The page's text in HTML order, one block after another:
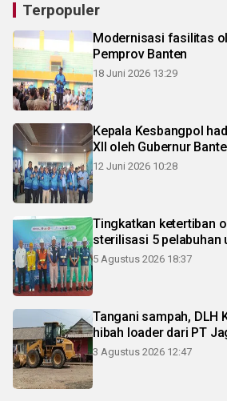
Terpopuler
Modernisasi fasilitas
Pemprov Banten
18 Juni 2026 13:29
Kepala Kesbangpol
XII oleh Gubernur
12 Juni 2026 10:28
Tingkatkan ketertiban
sterilisasi 5 pelabuhan
5 Agustus 2026 18:37
Tangani sampah, DLH
hibah loader dari PT
3 Agustus 2026 12:47